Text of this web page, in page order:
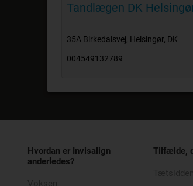
Tandlægen DK
35A Birkedalsvej, Helsingør, DK
004549132789
Hvordan er Invisalign
anderledes?
Tilfælde,